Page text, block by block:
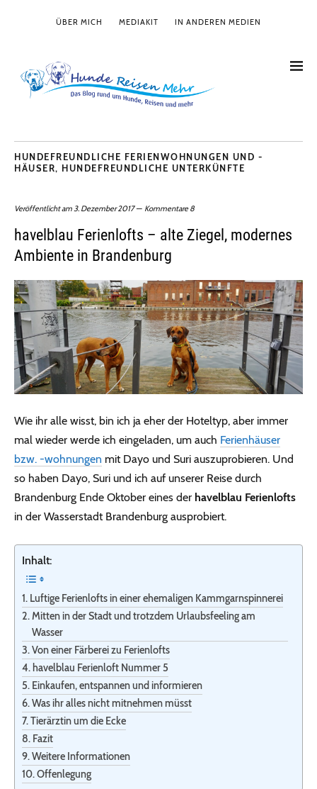
ÜBER MICH MEDIAKIT IN ANDEREN MEDIEN
HUNDEFREUNDLICHE FERIENWOHNUNGEN UND -
HÄUSER, HUNDEFREUNDLICHE UNTERKÜNFTE
Veröffentlicht am3. Dezember 2017 Kommentare 8
havelblau Ferienlofts – alte Ziegel, modernes
Ambiente in Brandenburg
Wie ihr alle wisst, bin ich ja eher der Hoteltyp, aber immer
mal wieder werde ich eingeladen, um auch Ferienhäuser
bzw. -wohnungen mit Dayo und Suri auszuprobieren. Und
so haben Dayo, Suri und ich auf unserer Reise durch
Brandenburg Ende Oktober eines der havelblau Ferienlofts
in der Wasserstadt Brandenburg ausprobiert.
Inhalt:
Luftige Ferienlofts in einer ehemaligen Kammgarnspinnerei
Mitten in der Stadt und trotzdem Urlaubsfeeling am
Wasser
Von einer Färberei zu Ferienlofts
havelblau Ferienloft Nummer 5
Einkaufen, entspannen und informieren
Was ihr alles nicht mitnehmen müsst
Tierärztin um die Ecke
Fazit
Weitere Informationen
Offenlegung